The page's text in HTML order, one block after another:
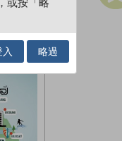
略過